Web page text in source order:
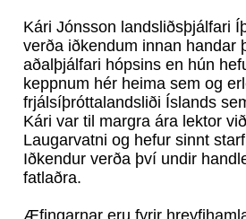
Kári Jónsson landsliðsþjálfari
verða iðkendum innan handar
aðalþjálfari hópsins en hún
keppnum hér heima sem og
frjálsíþróttalandsliði Íslands
Kári var til margra ára lektor
Laugarvatni og hefur sinnt
Iðkendur verða því undir
fatlaðra.